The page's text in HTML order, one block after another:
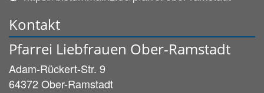
Kontakt
Pfarrei Liebfrauen Ober-Ramstadt
Adam-Rückert-Str. 9
64372 Ober-Ramstadt